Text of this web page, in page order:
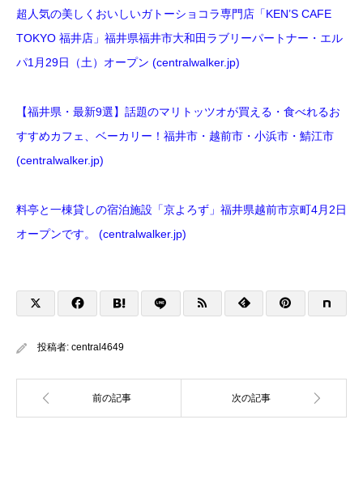
超人気の美しくおいしいガトーショコラ専門店「KEN’S CAFE
TOKYO 福井店」福井県福井市大和田ラブリーパートナー・エル
パ1月29日（土）オープン (centralwalker.jp)
【福井県・最新9選】話題のマリトッツオが買える・食べれるお
すすめカフェ、ベーカリー！福井市・越前市・小浜市・鯖江市
(centralwalker.jp)
料亭と一棟貸しの宿泊施設「京よろず」福井県越前市京町4月2日
オープンです。 (centralwalker.jp)
投稿者: central4649